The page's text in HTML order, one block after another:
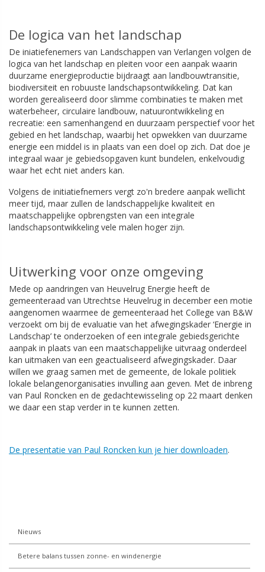
Nieuws
Betere balans tussen zonne- en windenergie
De logica van het landschap
De iniatiefenemers van Landschappen van Verlangen volgen de
logica van het landschap en pleiten voor een aanpak waarin
duurzame energieproductie bijdraagt aan landbouwtransitie,
biodiversiteit en robuuste landschapsontwikkeling. Dat kan
worden gerealiseerd door slimme combinaties te maken met
waterbeheer, circulaire landbouw, natuurontwikkeling en
recreatie: een samenhangend en duurzaam perspectief voor het
gebied en het landschap, waarbij het opwekken van duurzame
energie een middel is in plaats van een doel op zich. Dat doe je
integraal waar je gebiedsopgaven kunt bundelen, enkelvoudig
waar het echt niet anders kan.
Volgens de initiatiefnemers vergt zo'n bredere aanpak wellicht
meer tijd, maar zullen de landschappelijke kwaliteit en
maatschappelijke opbrengsten van een integrale
landschapsontwikkeling vele malen hoger zijn.
Uitwerking voor onze omgeving
Mede op aandringen van Heuvelrug Energie heeft de
gemeenteraad van Utrechtse Heuvelrug in december een motie
aangenomen waarmee de gemeenteraad het College van B&W
verzoekt om bij de evaluatie van het afwegingskader ‘Energie in
Landschap’ te onderzoeken of een integrale gebiedsgerichte
aanpak in plaats van een maatschappelijke uitvraag onderdeel
kan uitmaken van een geactualiseerd afwegingskader. Daar
willen we graag samen met de gemeente, de lokale politiek
lokale belangenorganisaties invulling aan geven. Met de inbreng
van Paul Roncken en de gedachtewisseling op 22 maart denken
we daar een stap verder in te kunnen zetten.
De presentatie van Paul Roncken kun je hier downloaden.